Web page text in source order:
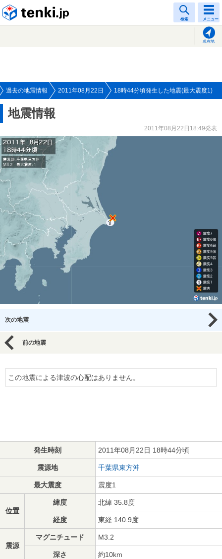
検索 メニュー
現在地
過去の地震情報 2011年08月22日 18時44分頃発生した地震(最大震度1)
地震情報
2011年08月22日18:49発表
次の地震
前の地震
この地震による津波の心配はありません。
発生時刻 2011年08月22日 18時44分頃
震源地 千葉県東方沖
最大震度 震度1
位置
緯度 北緯 35.8度
経度 東経 140.9度
震源
マグニチュード M3.2
深さ 約10km